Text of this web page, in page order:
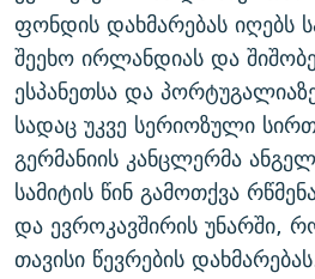
ᲨᲘᲜ - ᲣᲪᲮᲝᲔᲗᲨᲘ
ᲚᲘᲢᲔᲠᲐᲢᲣᲠᲣᲚᲘ ᲬᲐᲮᲜᲐᲒᲔᲑᲘ
ᲐᲛᲔᲠᲘᲙᲣᲚᲘ ᲛᲝᲗᲮᲠᲝᲑᲐ
ᲘᲛᲞᲔᲠᲘᲐ ᲓᲐ ᲠᲐᲓᲘᲝ
11 ᲬᲔᲚᲘ - 11 ᲐᲛᲑᲐᲕᲘ
ᲡᲐᲞᲐᲠᲚᲐᲛᲔᲜᲢᲝ ᲐᲠᲩᲔᲕᲜᲔᲑᲘᲡ
ᲑᲐᲕᲨᲕᲔᲑᲘ ᲞᲠᲝᲡᲢᲘᲢᲣᲪᲘᲐᲨᲘ -
5 ᲐᲛᲑᲐᲕᲘ - 20 ᲘᲕᲜᲘᲡᲡ
ᲐᲒᲕᲘᲡᲢᲝᲡ ᲝᲛᲘ
ПРИВЕТ ᲙᲣᲚᲢᲣᲠᲐ
რთე/რთ-ის ყველა საიტი
ფონდის დახმარებას იღებს
შეეხო ირლანდიას და
ესპანეთსა და
სადაც უკვე სერიოზული
გერმანიის კანცლერმა
სამიტის წინ გამოთქვა
და ევროკავშირის უნარში,
თავისი წევრების